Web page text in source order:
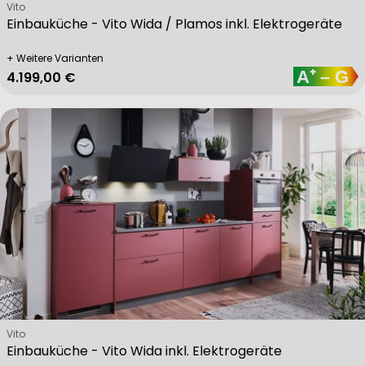
Einbauküche - Vito Wida / Plamos inkl. Elektrogeräte
Verkäufer:
Vito
+ Weitere Varianten
Regulärer Preis
4.199,00 €
Einbauküche - Vito Wida inkl. Elektrogeräte
Verkäufer:
Vito